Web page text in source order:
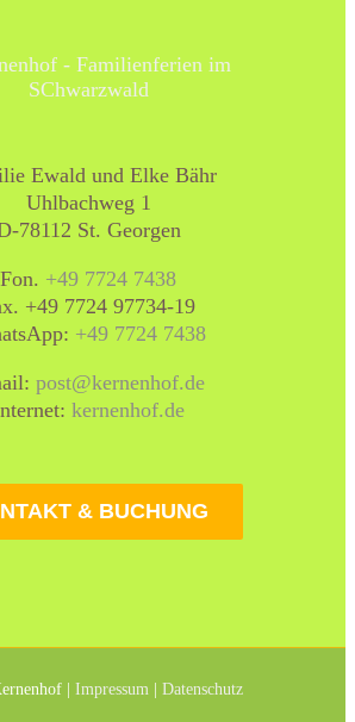
Ewald und Elke Bähr
Uhlbachweg 1
78112 St. Georgen
Fon. +49 7724 7438
+49 7724 97734-19
+49 7724 7438
post@kernenhof.de
kernenhof.de
& BUCHUNG
| Impressum Datenschutz